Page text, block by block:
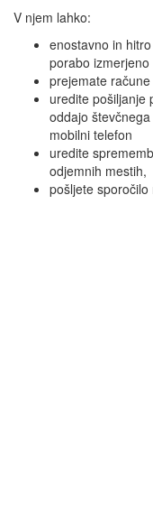
V njem lahko:
enostavno in
porabo
prejemate
uredite pošiljanje
oddajo
mobilni telefon
uredite
odjemnih mestih,
pošljete